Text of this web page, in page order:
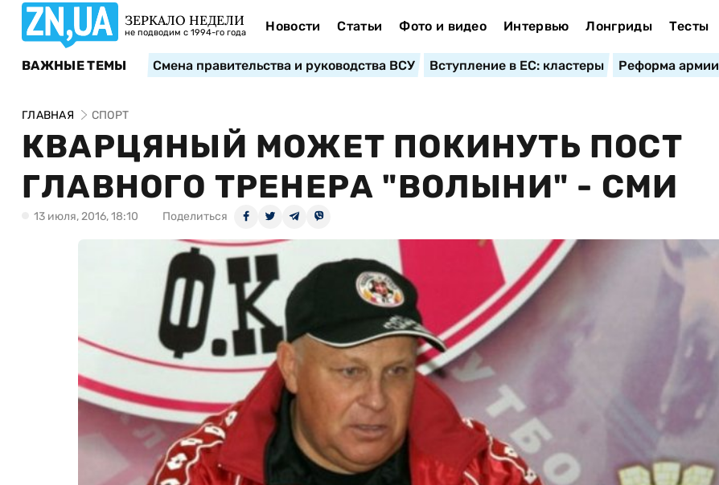
ЗЕРКАЛО НЕДЕЛИ
не подводим с 1994-го года Новости Статьи Фото и видео Интервью Лонгриды Тесты
ВАЖНЫЕ ТЕМЫ Смена правительства и руководства ВСУ Вступление в ЕС: кластеры Реформа армии
ГЛАВНАЯ СПОРТ
КВАРЦЯНЫЙ МОЖЕТ ПОКИНУТЬ ПОСТ
ГЛАВНОГО ТРЕНЕРА "ВОЛЫНИ" - СМИ
13 июля, 2016, 18:10 Поделиться